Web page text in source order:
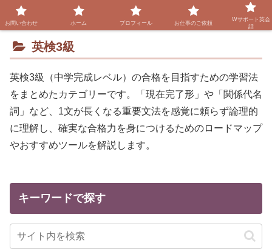
英検3級
英検3級（中学完成レベル）の合格を目指すための学習法
をまとめたカテゴリーです。「現在完了形」や「関係代名
詞」など、1文が長くなる重要文法を感覚に頼らず論理的
に理解し、確実な合格力を身につけるためのロードマップ
やおすすめツールを解説します。
キーワードで探す
お問い合わせ ホーム プロフィール お仕事のご依頼
Wサポート英会
話